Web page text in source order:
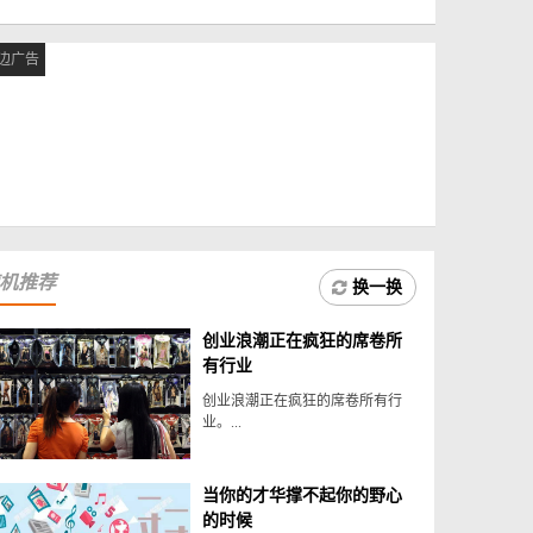
广告
推荐 换一换
创业浪潮正在疯狂的席卷所
有行业
创业浪潮正在疯狂的席卷所有行
业。...
当你的才华撑不起你的野心
的时候